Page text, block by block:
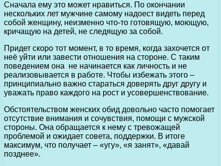
Сначала ему это может нравиться. По окончании
нескольких лет мужчине самому надоест видеть перед
собой женщину, неизменно что-то готовящую, моющую,
кричащую на детей, не следящую за собой.
Придет скоро тот момент, в то время, когда захочется от
неё уйти или завести отношения на стороне. С таким
поведением она не начинается как личность и не
реализовывается в работе. Чтобы избежать этого –
принципиально важно стараться доверять друг другу и
уважать право каждого на рост и усовершенствование.
Обстоятельством женских обид довольно часто помогает
отсутствие внимания и сочувствия, помощи с мужской
стороны. Она обращается к нему с тревожащей
проблемой и ожидает совета, поддержки. В итоге
максимум, что получает – «угу», «я занят», «давай
позднее».